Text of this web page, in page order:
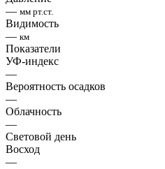
— мм рт.ст.
Видимость
— км
Показатели
УФ-индекс
—
Вероятность осадков
—
Облачность
—
Световой день
Восход
—